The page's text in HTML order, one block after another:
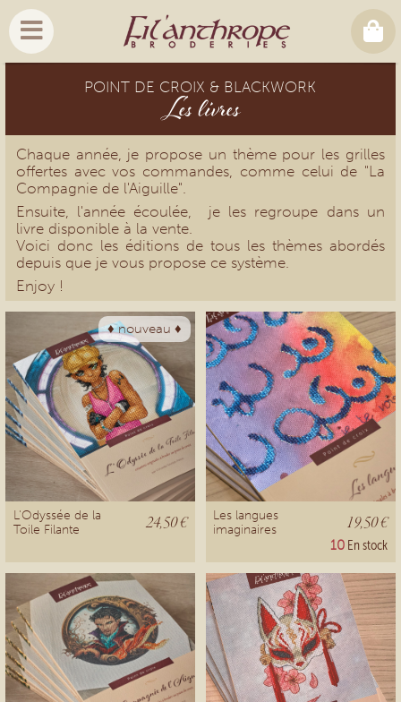
POINT DE CROIX & BLACKWORK
Les livres
Chaque année, je propose un thème pour les grilles
offertes avec vos commandes, comme celui de "La
Compagnie de l'Aiguille".
Ensuite, l'année écoulée, je les regroupe dans un
livre disponible à la vente.
Voici donc les éditions de tous les thèmes abordés
depuis que je vous propose ce système.
Enjoy !
L'Odyssée de la
Toile Filante
24,50 €
♦ nouveau ♦
Les langues
imaginaires
19,50 €
10 En stock